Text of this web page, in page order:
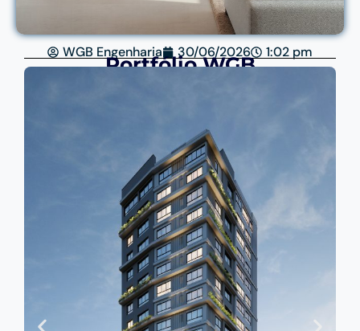
WGB Engenharia 30/06/2026 1:02 pm
Portfólio WGB